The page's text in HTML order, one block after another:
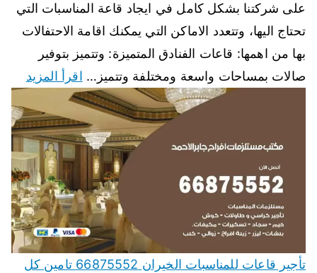
على شركتنا بشكل كامل في ايجاد قاعة المناسبات التي
تحتاج اليها، وتتعدد الاماكن التي يمكنك اقامة الاحتفالات
بها من اهمها: قاعات الفنادق المتميزة: وتتميز بتوفير
صالات بمساحات واسعة ومختلفة وتتميز… اقرأ المزيد
تأجير قاعات للمناسبات الخيران 66875552 تامين كل